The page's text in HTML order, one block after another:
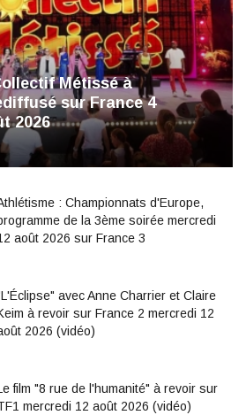
Métissé à
sur France 4
2026
: Championnats d'Europe,
de la 3ème soirée mercredi
août 2026 sur France 3
avec Anne Charrier et Claire
à revoir sur France 2 mercredi 12
2026 (vidéo)
film "8 rue de l'humanité" à revoir sur
mercredi 12 août 2026 (vidéo)